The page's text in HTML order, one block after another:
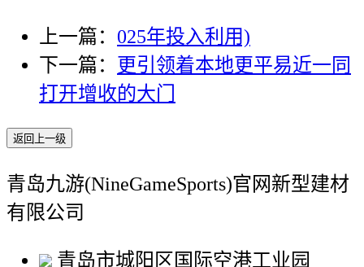
上一篇： 025年投入利用)
下一篇： 更引领着本地更平易近一同
打开增收的大门
返回上一级
青岛九游(NineGameSports)官网新型建材
有限公司
青岛市城阳区国际空港工业园